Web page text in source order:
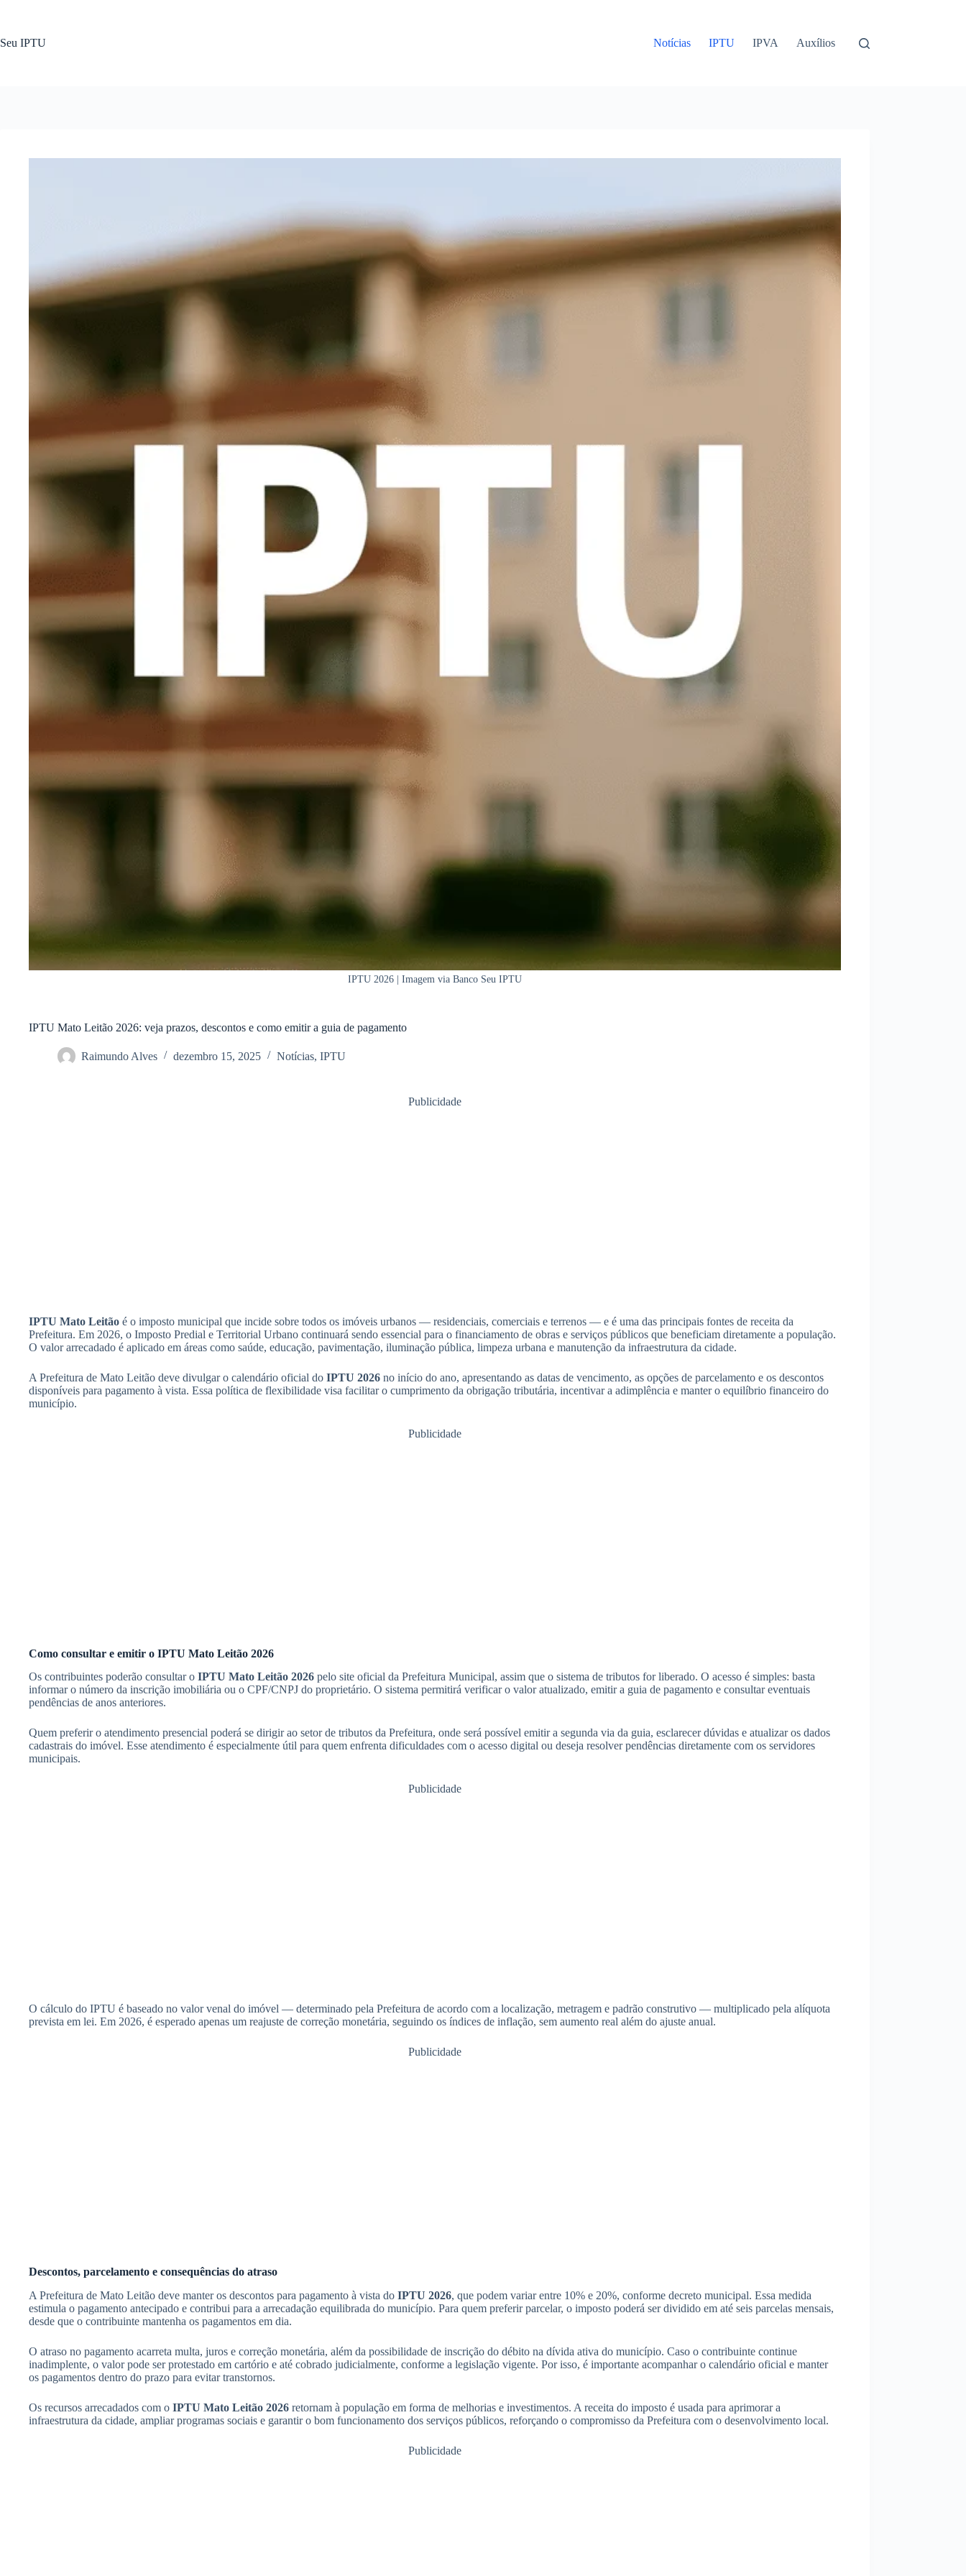
conteúdo
Seu IPTU Notícias IPTU IPVA Auxílios
IPTU 2026 | Imagem via Banco Seu IPTU
IPTU Mato Leitão 2026: veja prazos, descontos e como emitir a guia de pagamento
Raimundo Alves dezembro 15, 2025 Notícias, IPTU
Publicidade
IPTU Mato Leitão é o imposto municipal que incide sobre todos os imóveis urbanos — residenciais, comerciais e terrenos — e é uma das principais fontes de receita da
Prefeitura. Em 2026, o Imposto Predial e Territorial Urbano continuará sendo essencial para o financiamento de obras e serviços públicos que beneficiam diretamente a população.
O valor arrecadado é aplicado em áreas como saúde, educação, pavimentação, iluminação pública, limpeza urbana e manutenção da infraestrutura da cidade.
A Prefeitura de Mato Leitão deve divulgar o calendário oficial do IPTU 2026 no início do ano, apresentando as datas de vencimento, as opções de parcelamento e os descontos
disponíveis para pagamento à vista. Essa política de flexibilidade visa facilitar o cumprimento da obrigação tributária, incentivar a adimplência e manter o equilíbrio financeiro do
município.
Publicidade
Como consultar e emitir o IPTU Mato Leitão 2026
Os contribuintes poderão consultar o IPTU Mato Leitão 2026 pelo site oficial da Prefeitura Municipal, assim que o sistema de tributos for liberado. O acesso é simples: basta
informar o número da inscrição imobiliária ou o CPF/CNPJ do proprietário. O sistema permitirá verificar o valor atualizado, emitir a guia de pagamento e consultar eventuais
pendências de anos anteriores.
Quem preferir o atendimento presencial poderá se dirigir ao setor de tributos da Prefeitura, onde será possível emitir a segunda via da guia, esclarecer dúvidas e atualizar os dados
cadastrais do imóvel. Esse atendimento é especialmente útil para quem enfrenta dificuldades com o acesso digital ou deseja resolver pendências diretamente com os servidores
municipais.
Publicidade
O cálculo do IPTU é baseado no valor venal do imóvel — determinado pela Prefeitura de acordo com a localização, metragem e padrão construtivo — multiplicado pela alíquota
prevista em lei. Em 2026, é esperado apenas um reajuste de correção monetária, seguindo os índices de inflação, sem aumento real além do ajuste anual.
Publicidade
Descontos, parcelamento e consequências do atraso
A Prefeitura de Mato Leitão deve manter os descontos para pagamento à vista do IPTU 2026, que podem variar entre 10% e 20%, conforme decreto municipal. Essa medida
estimula o pagamento antecipado e contribui para a arrecadação equilibrada do município. Para quem preferir parcelar, o imposto poderá ser dividido em até seis parcelas mensais,
desde que o contribuinte mantenha os pagamentos em dia.
O atraso no pagamento acarreta multa, juros e correção monetária, além da possibilidade de inscrição do débito na dívida ativa do município. Caso o contribuinte continue
inadimplente, o valor pode ser protestado em cartório e até cobrado judicialmente, conforme a legislação vigente. Por isso, é importante acompanhar o calendário oficial e manter
os pagamentos dentro do prazo para evitar transtornos.
Os recursos arrecadados com o IPTU Mato Leitão 2026 retornam à população em forma de melhorias e investimentos. A receita do imposto é usada para aprimorar a
infraestrutura da cidade, ampliar programas sociais e garantir o bom funcionamento dos serviços públicos, reforçando o compromisso da Prefeitura com o desenvolvimento local.
Publicidade